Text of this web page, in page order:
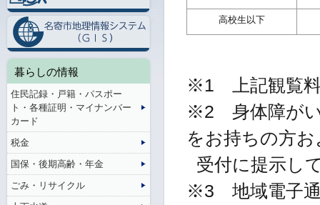
高校生以下
※1 上記観覧料
※2 身体障がい
をお持ちの方
受付に提示し
※3 地域電子通
暮らしの情報
住民記録・戸籍・パスポー
ト・各種証明・マイナンバー
カード
税金
国保・後期高齢・年金
ごみ・リサイクル